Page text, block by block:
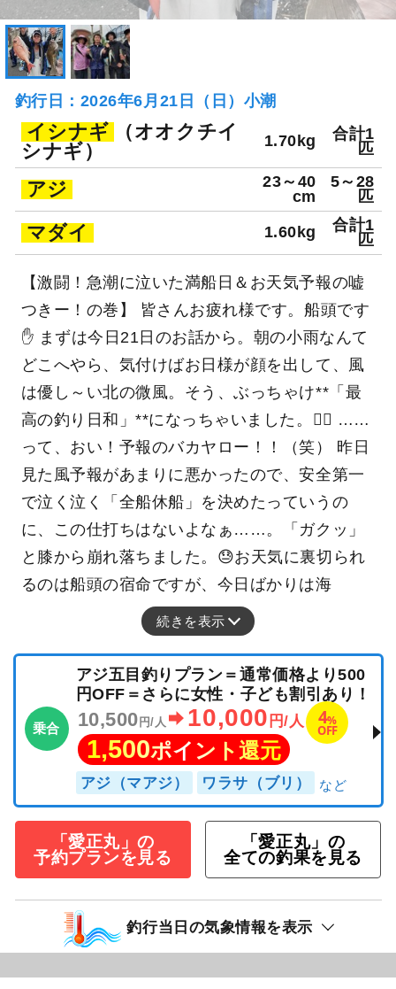
釣行日：2026年6月21日（日）小潮
イシナギ （オオクチイ
シナギ）
1.70kg
合計1
匹
アジ
cm
匹
マダイ 1.60kg
合計1
匹
【激闘！急潮に泣いた満船日＆お天気予報の嘘
つきー！の巻】 皆さんお疲れ様です。船頭です
✋ まずは今日21日のお話から。朝の小雨なんて
どこへやら、気付けばお日様が顔を出して、風
は優し～い北の微風。そう、ぶっちゃけ**「最
高の釣り日和」**になっちゃいました。😮‍💨 ……
って、おい！予報のバカヤロー！！（笑） 昨日
見た風予報があまりに悪かったので、安全第一
で泣く泣く「全船休船」を決めたっていうの
に、この仕打ちはないよなぁ……。「ガクッ」
と膝から崩れ落ちました。😓お天気に裏切られ
るのは船頭の宿命ですが、今日ばかりは海
続きを表示
乗合
アジ五目釣りプラン＝通常価格より500
円OFF＝さらに女性・子ども割引あり！
10,500円/人 10,000円/人 4%
OFF
1,500ポイント還元
アジ（マアジ） ワラサ（ブリ）
「愛正丸」の
予約プランを見る
「愛正丸」の
全ての釣果を見る